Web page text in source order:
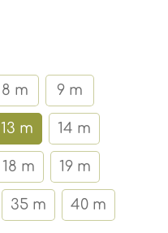
8 m 9 m
13 m 14 m
18 m 19 m
35 m 40 m